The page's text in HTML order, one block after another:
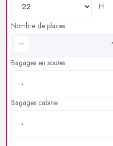
H
Nombre de places
Bagages en soutes
Bagages cabine